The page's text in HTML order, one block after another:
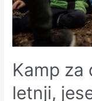
Kamp za
letnji,